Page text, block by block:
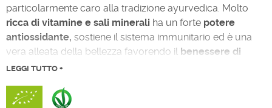
particolarmente caro alla tradizione ayurvedica. Molto
ricca di vitamine e sali minerali ha un forte potere
antiossidante, sostiene il sistema immunitario ed è una
vera alleata della bellezza favorendo il benessere di
pelle e capell
LEGGI TUTTO +